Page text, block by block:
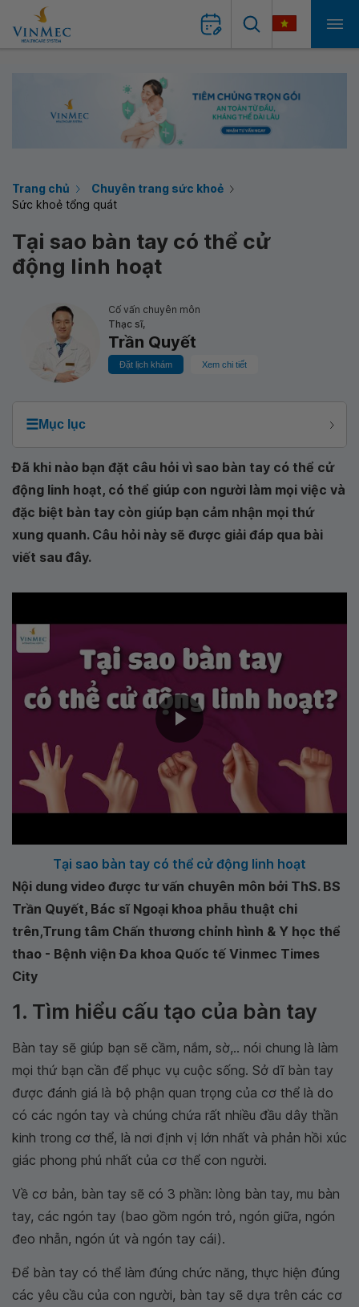
Trang chủ
Chuyên trang sức khoẻ
Sức khoẻ tổng quát
Tại sao bàn tay có thể cử
động linh hoạt
Cố vấn chuyên môn
Thạc sĩ,
Trần Quyết
Đặt lịch khám Xem chi tiết
☰Mục lục
Đã khi nào bạn đặt câu hỏi vì sao bàn tay có thể cử
động linh hoạt, có thể giúp con người làm mọi việc và
đặc biệt bàn tay còn giúp bạn cảm nhận mọi thứ
xung quanh. Câu hỏi này sẽ được giải đáp qua bài
viết sau đây.
Tại sao bàn tay có thể cử động linh hoạt
Nội dung video được tư vấn chuyên môn bởi ThS. BS
Trần Quyết, Bác sĩ Ngoại khoa phẫu thuật chi
trên,Trung tâm Chấn thương chỉnh hình & Y học thể
thao - Bệnh viện Đa khoa Quốc tế Vinmec Times
City
1. Tìm hiểu cấu tạo của bàn tay
Bàn tay sẽ giúp bạn sẽ cầm, nắm, sờ,.. nói chung là làm
mọi thứ bạn cần để phục vụ cuộc sống. Sở dĩ bàn tay
được đánh giá là bộ phận quan trọng của cơ thể là do
có các ngón tay và chúng chứa rất nhiều đầu dây thần
kinh trong cơ thể, là nơi định vị lớn nhất và phản hồi xúc
giác phong phú nhất của cơ thể con người.
Về cơ bản, bàn tay sẽ có 3 phần: lòng bàn tay, mu bàn
tay, các ngón tay (bao gồm ngón trỏ, ngón giữa, ngón
đeo nhẫn, ngón út và ngón tay cái).
Để bàn tay có thể làm đúng chức năng, thực hiện đúng
các yêu cầu của con người, bàn tay sẽ dựa trên các cơ